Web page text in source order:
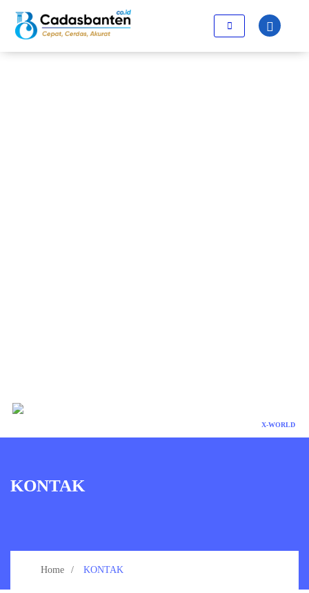
X-WORLD
KONTAK
Home KONTAK